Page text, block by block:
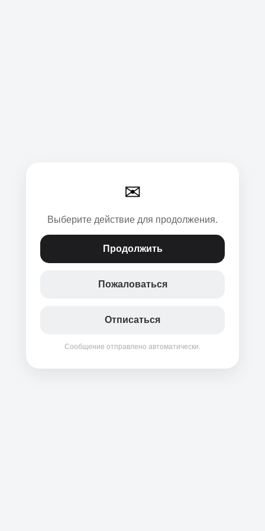
✉
Выберите действие для продолжения.
Продолжить
Пожаловаться
Отписаться
Сообщение отправлено автоматически.